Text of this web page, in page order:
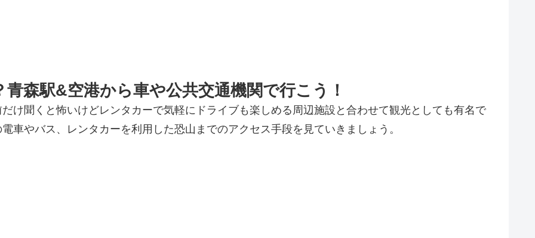
森駅&空港から車や公共交通機関で行こう！
け聞くと怖いけどレンタカーで気軽にドライブも楽しめる周辺施設と合わせて観光としても有名で
車やバス、レンタカーを利用した恐山までのアクセス手段を見ていきましょう。